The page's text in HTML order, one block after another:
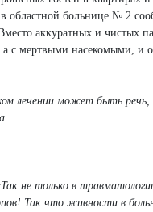
областной больнице № 2
аккуратных и чистых
c мертвыми насекомыми, и
лечении может быть
не только в
Так что живности в